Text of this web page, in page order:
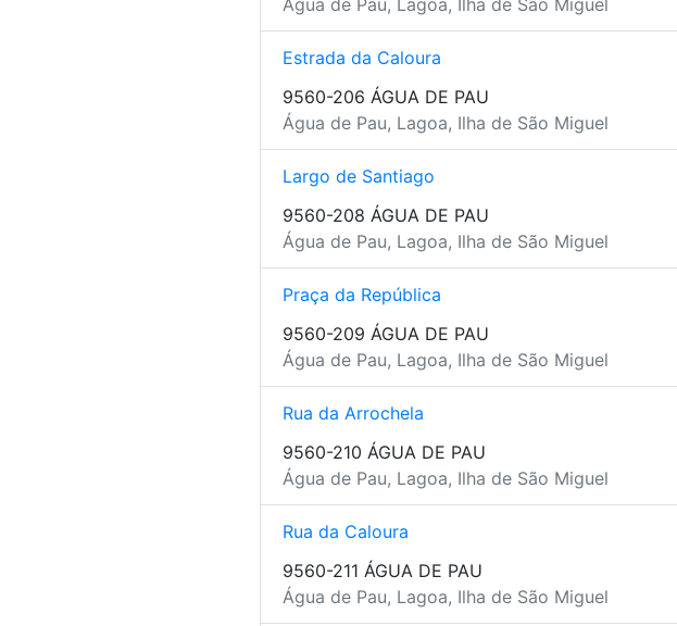
Água de Pau, Lagoa, Ilha de São Miguel
Estrada da Caloura
9560-206 ÁGUA DE PAU
Água de Pau, Lagoa, Ilha de São Miguel
Largo de Santiago
9560-208 ÁGUA DE PAU
Água de Pau, Lagoa, Ilha de São Miguel
Praça da República
9560-209 ÁGUA DE PAU
Água de Pau, Lagoa, Ilha de São Miguel
Rua da Arrochela
9560-210 ÁGUA DE PAU
Água de Pau, Lagoa, Ilha de São Miguel
Rua da Caloura
9560-211 ÁGUA DE PAU
Água de Pau, Lagoa, Ilha de São Miguel